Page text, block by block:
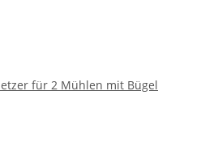
für 2 Mühlen mit Bügel